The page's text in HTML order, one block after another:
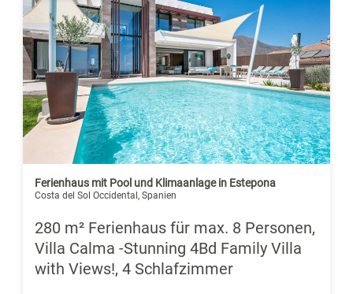
Ferienhaus mit Pool und Klimaanlage in Estepona
Costa del Sol Occidental, Spanien
280 m² Ferienhaus für max. 8 Personen,
Villa Calma -Stunning 4Bd Family Villa
with Views!, 4 Schlafzimmer